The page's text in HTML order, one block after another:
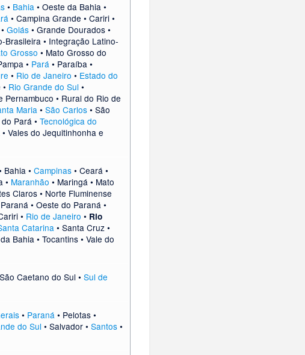
• Bahia• Oeste da Bahia•
• Campina Grande • Cariri•
• Goiás• Grande Dourados•
Brasileira• Integração Latino-
Grosso • Mato Grosso do
• Pará• Paraíba•
• Rio de Janeiro • Estado do
• Rio Grande do Sul •
Pernambuco • Rural do Rio de
Maria• São Carlos• São
Pará• Tecnológica do
• Vales do Jequitinhonha e
Bahia• Campinas• Ceará•
• Maranhão • Maringá• Mato
Claros• Norte Fluminense
• Oeste do Paraná•
• Rio de Janeiro • Rio
Catarina• Santa Cruz•
Bahia• Tocantins• Vale do
São Caetano do Sul • Sul de
• Paraná• Pelotas•
do Sul • Salvador• Santos•